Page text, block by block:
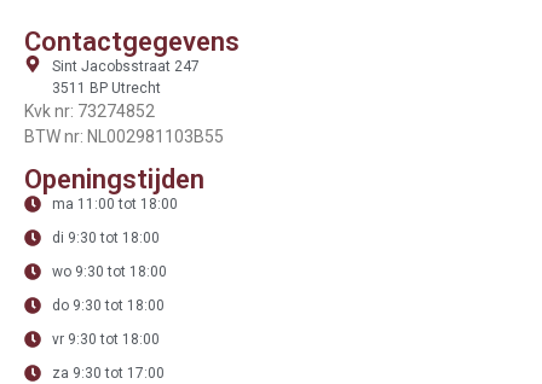
Contactgegevens
Sint Jacobsstraat 247
3511 BP Utrecht
Kvk nr: 73274852
BTW nr: NL002981103B55
Openingstijden
ma 11:00 tot 18:00
di 9:30 tot 18:00
wo 9:30 tot 18:00
do 9:30 tot 18:00
vr 9:30 tot 18:00
za 9:30 tot 17:00